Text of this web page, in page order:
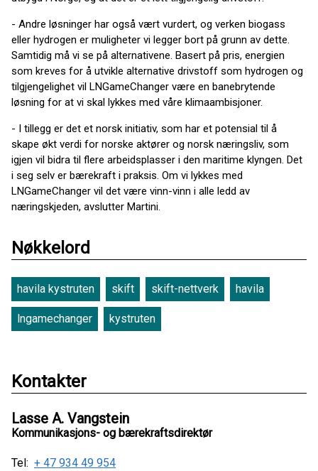
- Andre løsninger har også vært vurdert, og verken biogass
eller hydrogen er muligheter vi legger bort på grunn av dette.
Samtidig må vi se på alternativene. Basert på pris, energien
som kreves for å utvikle alternative drivstoff som hydrogen og
tilgjengelighet vil LNGameChanger være en banebrytende
løsning for at vi skal lykkes med våre klimaambisjoner.
- I tillegg er det et norsk initiativ, som har et potensial til å
skape økt verdi for norske aktører og norsk næringsliv, som
igjen vil bidra til flere arbeidsplasser i den maritime klyngen. Det
i seg selv er bærekraft i praksis. Om vi lykkes med
LNGameChanger vil det være vinn-vinn i alle ledd av
næringskjeden, avslutter Martini.
Nøkkelord
havila kystruten skift skift-nettverk havila
lngamechanger kystruten
Kontakter
Lasse A. Vangstein
Kommunikasjons- og bærekraftsdirektør
Tel: + 47 934 49 954